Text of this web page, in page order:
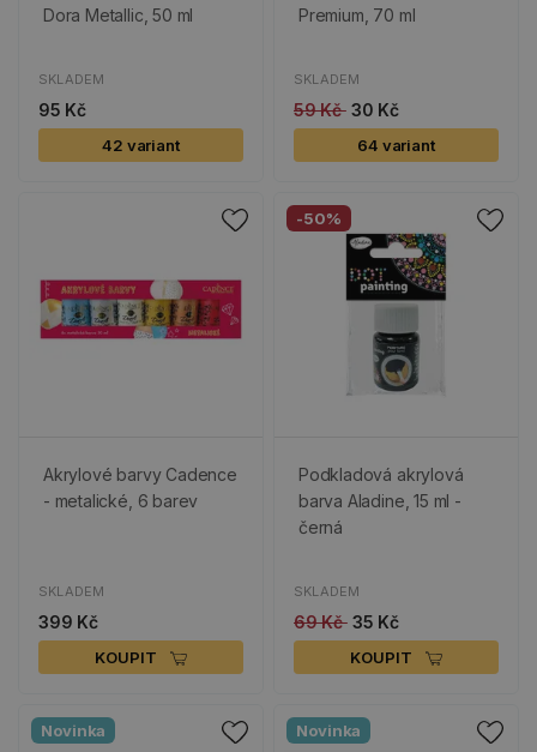
Dora Metallic, 50 ml
SKLADEM
95 Kč
42 variant
Premium, 70 ml
SKLADEM
59 Kč 30 Kč
64 variant
Akrylové barvy Cadence
- metalické, 6 barev
SKLADEM
399 Kč
KOUPIT
-50%
Podkladová akrylová
barva Aladine, 15 ml -
černá
SKLADEM
69 Kč 35 Kč
KOUPIT
Novinka Novinka